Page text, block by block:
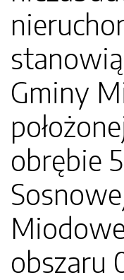
Gminy
obrębie
obszaru